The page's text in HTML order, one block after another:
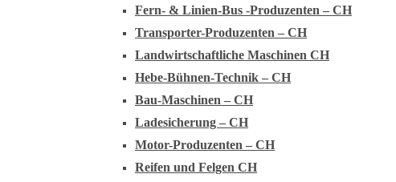
Fern- & Linien-Bus -Produzenten – CH
Transporter-Produzenten – CH
Landwirtschaftliche Maschinen CH
Hebe-Bühnen-Technik – CH
Bau-Maschinen – CH
Ladesicherung – CH
Motor-Produzenten – CH
Reifen und Felgen CH